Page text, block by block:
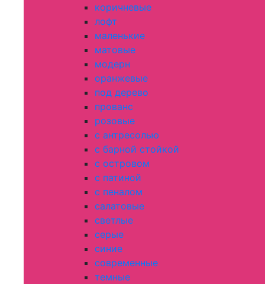
коричневые
лофт
маленькие
матовые
модерн
оранжевые
под дерево
прованс
розовые
с антресолью
с барной стойкой
с островом
с патиной
с пеналом
салатовые
светлые
серые
синие
современные
темные